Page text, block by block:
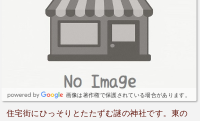
画像は著作権で保護されている場合があります。
住宅街にひっそりとたたずむ謎の神社です。東の